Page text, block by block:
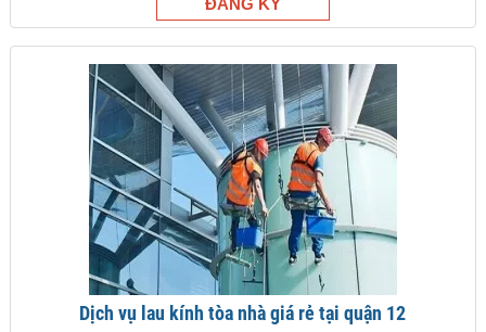
Dịch vụ lau kính tòa nhà giá rẻ tại quận 12